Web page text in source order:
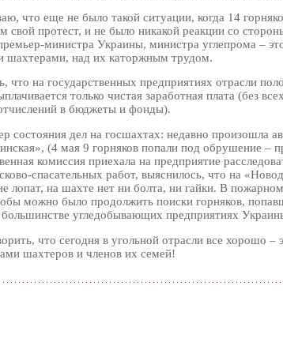
что еще не было такой ситуации, когда 14
свой протест, и не было никакой реакции со
министра Украины, министра углепрома – это
шахтерами, над их каторжным трудом.
что на государственных предприятиях отрасли
только чистая заработная плата (без
в бюджеты и фонды).
состояния дел на госшахтах: недавно произошла
(4 мая 9 горняков попали под обрушение –
комиссия приехала на предприятие
спасательных работ, выяснилось, что на
лопат, на шахте нет ни болта, ни гайки. В
можно было продолжить поиски горняков,
большинстве угледобывающих предприятиях
что сегодня в угольной отрасли все хорошо –
шахтеров и членов их семей!